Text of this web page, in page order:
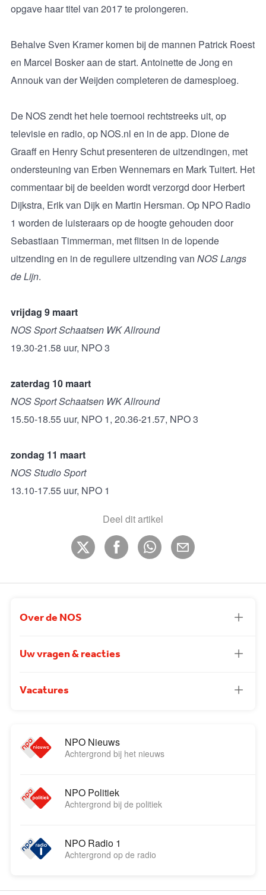
opgave haar titel van 2017 te prolongeren.
Behalve Sven Kramer komen bij de mannen Patrick Roest
en Marcel Bosker aan de start. Antoinette de Jong en
Annouk van der Weijden completeren de damesploeg.
De NOS zendt het hele toernooi rechtstreeks uit, op
televisie en radio, op NOS.nl en in de app. Dione de
Graaff en Henry Schut presenteren de uitzendingen, met
ondersteuning van Erben Wennemars en Mark Tuitert. Het
commentaar bij de beelden wordt verzorgd door Herbert
Dijkstra, Erik van Dijk en Martin Hersman. Op NPO Radio
1 worden de luisteraars op de hoogte gehouden door
Sebastiaan Timmerman, met flitsen in de lopende
uitzending en in de reguliere uitzending van NOS Langs
de Lijn.
vrijdag 9 maart
NOS Sport Schaatsen WK Allround
19.30-21.58 uur, NPO 3
zaterdag 10 maart
NOS Sport Schaatsen WK Allround
15.50-18.55 uur, NPO 1, 20.36-21.57, NPO 3
zondag 11 maart
NOS Studio Sport
13.10-17.55 uur, NPO 1
Deel dit artikel
Over de NOS
Uw vragen & reacties
Vacatures
NPO Nieuws
Achtergrond bij het nieuws
NPO Politiek
Achtergrond bij de politiek
NPO Radio 1
Achtergrond op de radio